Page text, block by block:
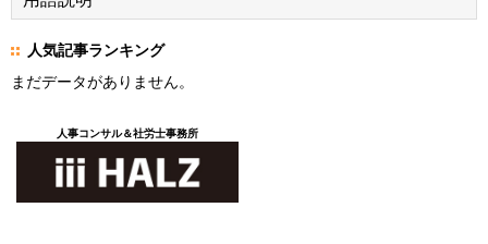
人気記事ランキング
まだデータがありません。
人事コンサル＆社労士事務所